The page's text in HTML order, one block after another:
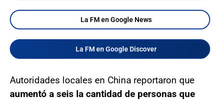
La FM en Google News
La FM en Google Discover
Autoridades locales en China reportaron que
aumentó a seis la cantidad de personas que